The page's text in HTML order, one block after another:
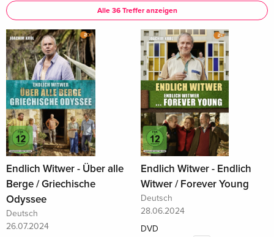
Alle 36 Treffer anzeigen
Endlich Witwer - Über alle
Berge / Griechische
Odyssee
Deutsch
26.07.2024
Endlich Witwer - Endlich
Witwer / Forever Young
Deutsch
28.06.2024
DVD